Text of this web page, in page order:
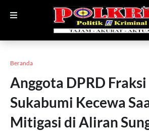
Beranda
Anggota DPRD
Sukabumi Kecewa
Mitigasi di Aliran